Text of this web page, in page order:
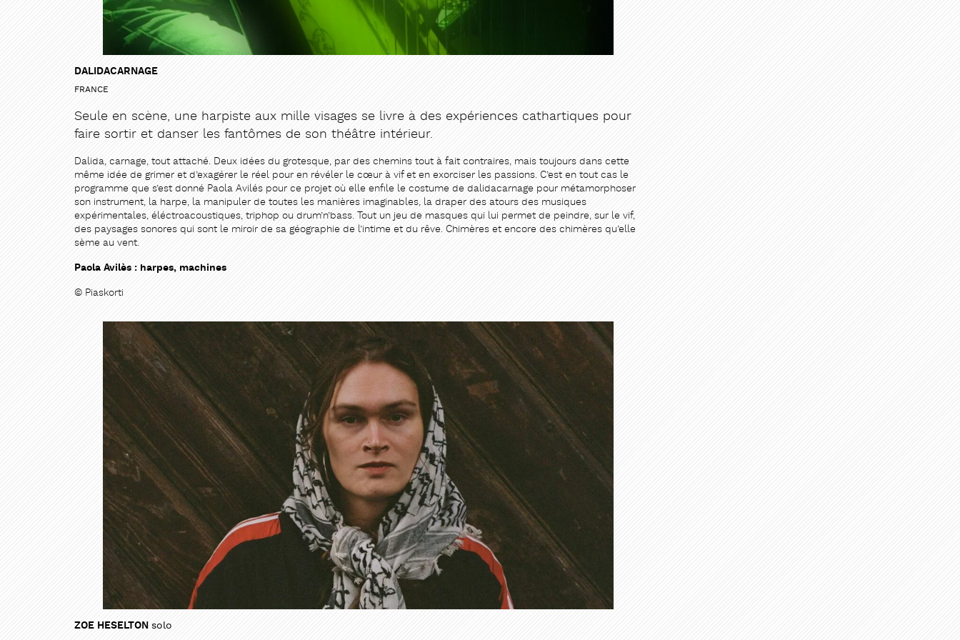
DALIDACARNAGE
FRANCE
Seule en scène, une harpiste aux mille visages se livre à des expériences cathartiques pour
faire sortir et danser les fantômes de son théâtre intérieur.
Dalida, carnage, tout attaché. Deux idées du grotesque, par des chemins tout à fait contraires, mais toujours dans cette
même idée de grimer et d’exagérer le réel pour en révéler le cœur à vif et en exorciser les passions. C’est en tout cas le
programme que s’est donné Paola Avilés pour ce projet où elle enfile le costume de dalidacarnage pour métamorphoser
son instrument, la harpe, la manipuler de toutes les manières imaginables, la draper des atours des musiques
expérimentales, éléctroacoustiques, triphop ou drum’n’bass. Tout un jeu de masques qui lui permet de peindre, sur le vif,
des paysages sonores qui sont le miroir de sa géographie de l’intime et du rêve. Chimères et encore des chimères qu’elle
sème au vent.
Paola Avilès : harpes, machines
© Piaskorti
ZOE HESELTON solo